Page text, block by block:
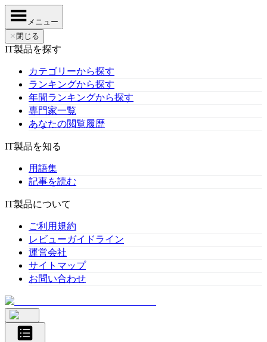
メニュー
✕ 閉じる
IT製品を探す
カテゴリーから探す
ランキングから探す
年間ランキングから探す
専門家一覧
あなたの閲覧履歴
IT製品を知る
用語集
記事を読む
IT製品について
ご利用規約
レビューガイドライン
運営会社
サイトマップ
お問い合わせ